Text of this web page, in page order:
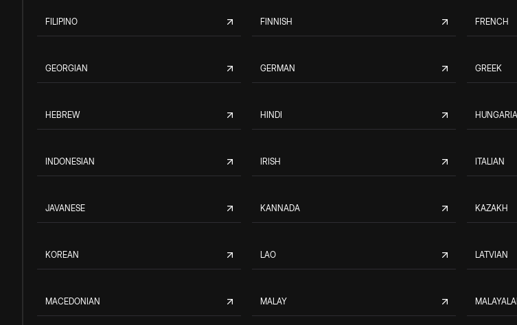
FILIPINO FINNISH FRENCH
GEORGIAN GERMAN GREEK
HEBREW HINDI
INDONESIAN IRISH ITALIAN
JAVANESE KANNADA KAZAKH
KOREAN LAO LATVIAN
MACEDONIAN MALAY